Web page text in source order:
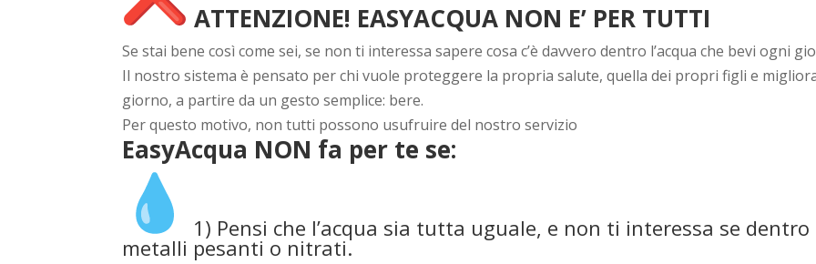
ATTENZIONE! EASYACQUA NON E’ PER TUTTI
Se stai bene così come sei, se non ti interessa sapere cosa c’è davvero dentro l’acqua che bevi ogni
Il nostro sistema è pensato per chi vuole proteggere la propria salute, quella dei propri figli e
giorno, a partire da un gesto semplice: bere.
Per questo motivo, non tutti possono usufruire del nostro servizio
EasyAcqua NON fa per te se:
1) Pensi che l’acqua sia tutta uguale, e non ti interessa se dentro
metalli pesanti o nitrati.